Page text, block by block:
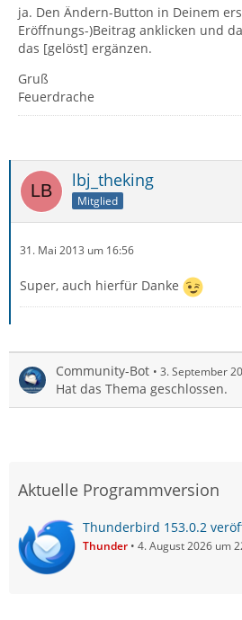
ja. Den Ändern-Button in Deinem
Eröffnungs-)Beitrag anklicken und
das [gelöst] ergänzen.
Gruß
Feuerdrache
lbj_theking
Mitglied
31. Mai 2013 um 16:56
Super, auch hierfür Danke
Community-Bot 3. September
Hat das Thema geschlossen.
Aktuelle Programmversion
Thunderbird 153.0.2
Thunder 4. August 2026 um